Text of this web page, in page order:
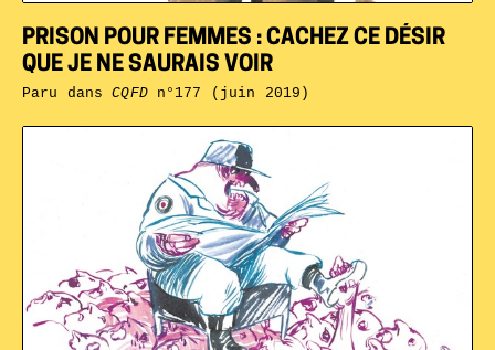
PRISON POUR FEMMES : CACHEZ CE DÉSIR
QUE JE NE SAURAIS VOIR
Paru dansCQFDn°177 (juin 2019)